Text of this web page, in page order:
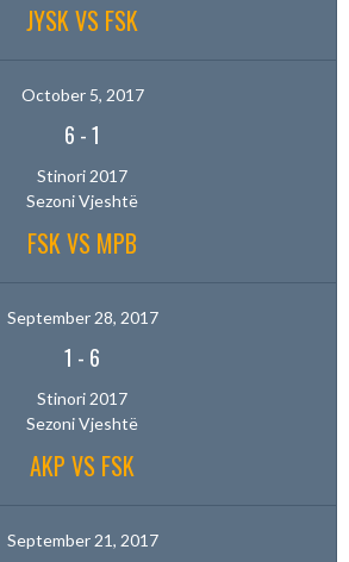
JYSK VS FSK
October 5, 2017
6 -1
Stinori 2017
Sezoni Vjeshtë
FSK VS MPB
September 28, 2017
1 - 6
Stinori 2017
Sezoni Vjeshtë
AKP VS FSK
September 21, 2017